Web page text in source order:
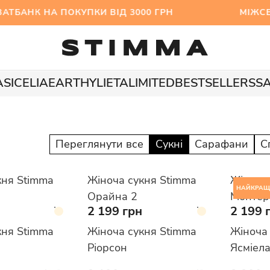
НА ПОКУПКИ ВІД 3000 ГРН
SICELIAEARTHYLIETALIMITEDBESTSELLERS
Переглянути все Сукні Сарафани
Stimma
Жіноча сукня Stimma
Орайна 2
2 199 грн
Жіноча
2 199
Stimma
Жіноча сукня Stimma
Ріорсон
Жіноча
Ясміела